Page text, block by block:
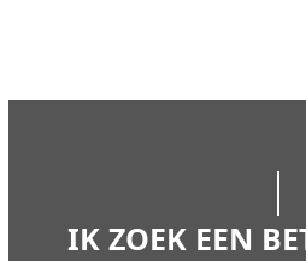
IK ZOEK EEN